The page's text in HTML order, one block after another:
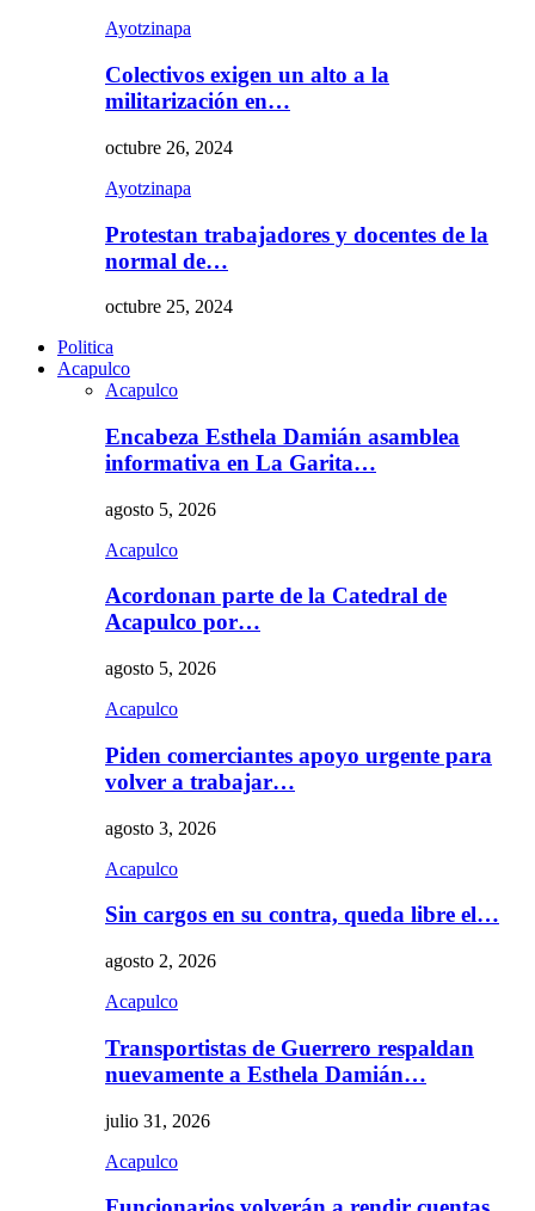
Ayotzinapa
Colectivos exigen un alto a la
militarización en…
octubre 26, 2024
Ayotzinapa
Protestan trabajadores y docentes de la
normal de…
octubre 25, 2024
Politica
Acapulco
Acapulco
Encabeza Esthela Damián asamblea
informativa en La Garita…
agosto 5, 2026
Acapulco
Acordonan parte de la Catedral de
Acapulco por…
agosto 5, 2026
Acapulco
Piden comerciantes apoyo urgente para
volver a trabajar…
agosto 3, 2026
Acapulco
Sin cargos en su contra, queda libre el…
agosto 2, 2026
Acapulco
Transportistas de Guerrero respaldan
nuevamente a Esthela Damián…
julio 31, 2026
Acapulco